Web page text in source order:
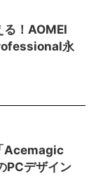
る！AOMEI
永
Acemagic
PCデザイン